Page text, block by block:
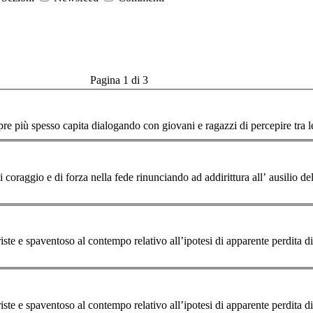
Pagina 1 di 3
più spesso capita dialogando con giovani e ragazzi di percepire
e di forza nella fede rinunciando ad addirittura all’ ausilio
e spaventoso al contempo relativo all’ipotesi di apparente perdita di valore
e spaventoso al contempo relativo all’ipotesi di apparente perdita di valore